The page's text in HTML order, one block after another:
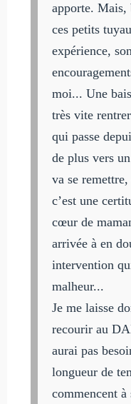
apporte. Mais,
ces petits
expérience,
moi... Une
très vite
qui passe
de plus vers
va se
c’est une
cœur de
arrivée à en
intervention
malheur...
Je me laisse
recourir au
aurai pas
longueur de
commencent à